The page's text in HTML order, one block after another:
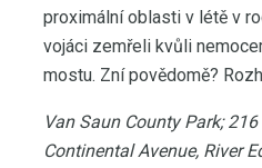
proximální oblasti v létě v
vojáci zemřeli kvůli
mostu. Zní povědomě?
Van Saun County Park; 216
Continental Avenue, River